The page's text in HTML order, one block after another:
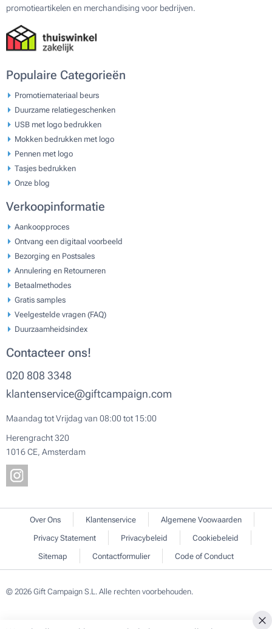
promotieartikelen en merchandising voor bedrijven.
Populaire Categorieën
Promotiemateriaal beurs
Duurzame relatiegeschenken
USB met logo bedrukken
Mokken bedrukken met logo
Pennen met logo
Tasjes bedrukken
Onze blog
Verkoopinformatie
Aankoopproces
Ontvang een digitaal voorbeeld
Bezorging en Postsales
Annulering en Retourneren
Betaalmethodes
Gratis samples
Veelgestelde vragen (FAQ)
Duurzaamheidsindex
Contacteer ons!
020 808 3348
klantenservice@giftcampaign.com
Maandag tot Vrijdag van 08:00 tot 15:00
Herengracht 320
1016 CE, Amsterdam
Over Ons Klantenservice
Algemene Voowaarden
Privacy Statement
Privacybeleid
Cookiebeleid
Sitemap
Contactformulier Code of Conduct
© 2026 Gift Campaign S.L. Alle rechten voorbehouden.